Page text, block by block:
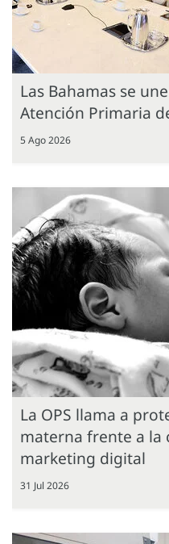
Las Bahamas se
Atención Primaria
5 Ago 2026
La OPS llama a
materna frente a la
marketing digital
31 Jul 2026